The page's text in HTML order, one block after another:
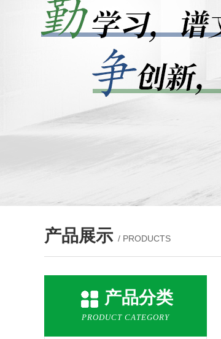
产品展示 / PRODUCTS
产品分类
PRODUCT CATEGORY